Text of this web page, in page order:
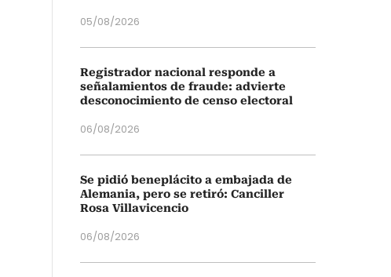
05/08/2026
Registrador nacional responde a
señalamientos de fraude: advierte
desconocimiento de censo electoral
06/08/2026
Se pidió beneplácito a embajada de
Alemania, pero se retiró: Canciller
Rosa Villavicencio
06/08/2026